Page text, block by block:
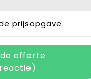
prijsopgave.
offerte